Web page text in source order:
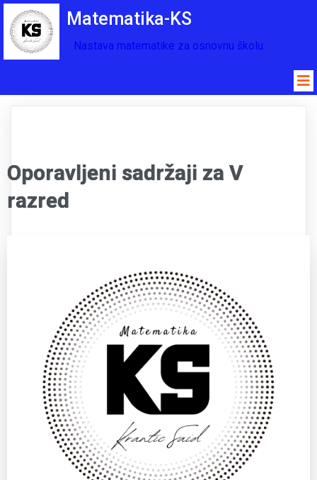
Matematika-KS
Nastava matematike za osnovnu školu
Oporavljeni sadržaji za V
razred